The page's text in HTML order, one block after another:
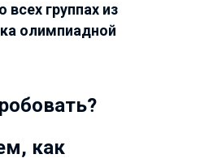
группах из
олимпиадной
как